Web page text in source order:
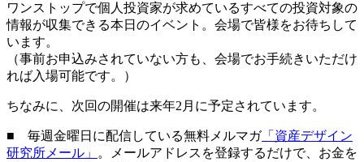
ワンストップで個人投資家が求めているすべての投資対象の
情報が収集できる本日のイベント。会場で皆様をお待ちして
います。
（事前お申込みされていない方も、会場でお手続きいただけ
れば入場可能です。）
ちなみに、次回の開催は来年2月に予定されています。
■ 毎週金曜日に配信している無料メルマガ「資産デザイン
研究所メール」
。メールアドレスを登録するだけで、お金を